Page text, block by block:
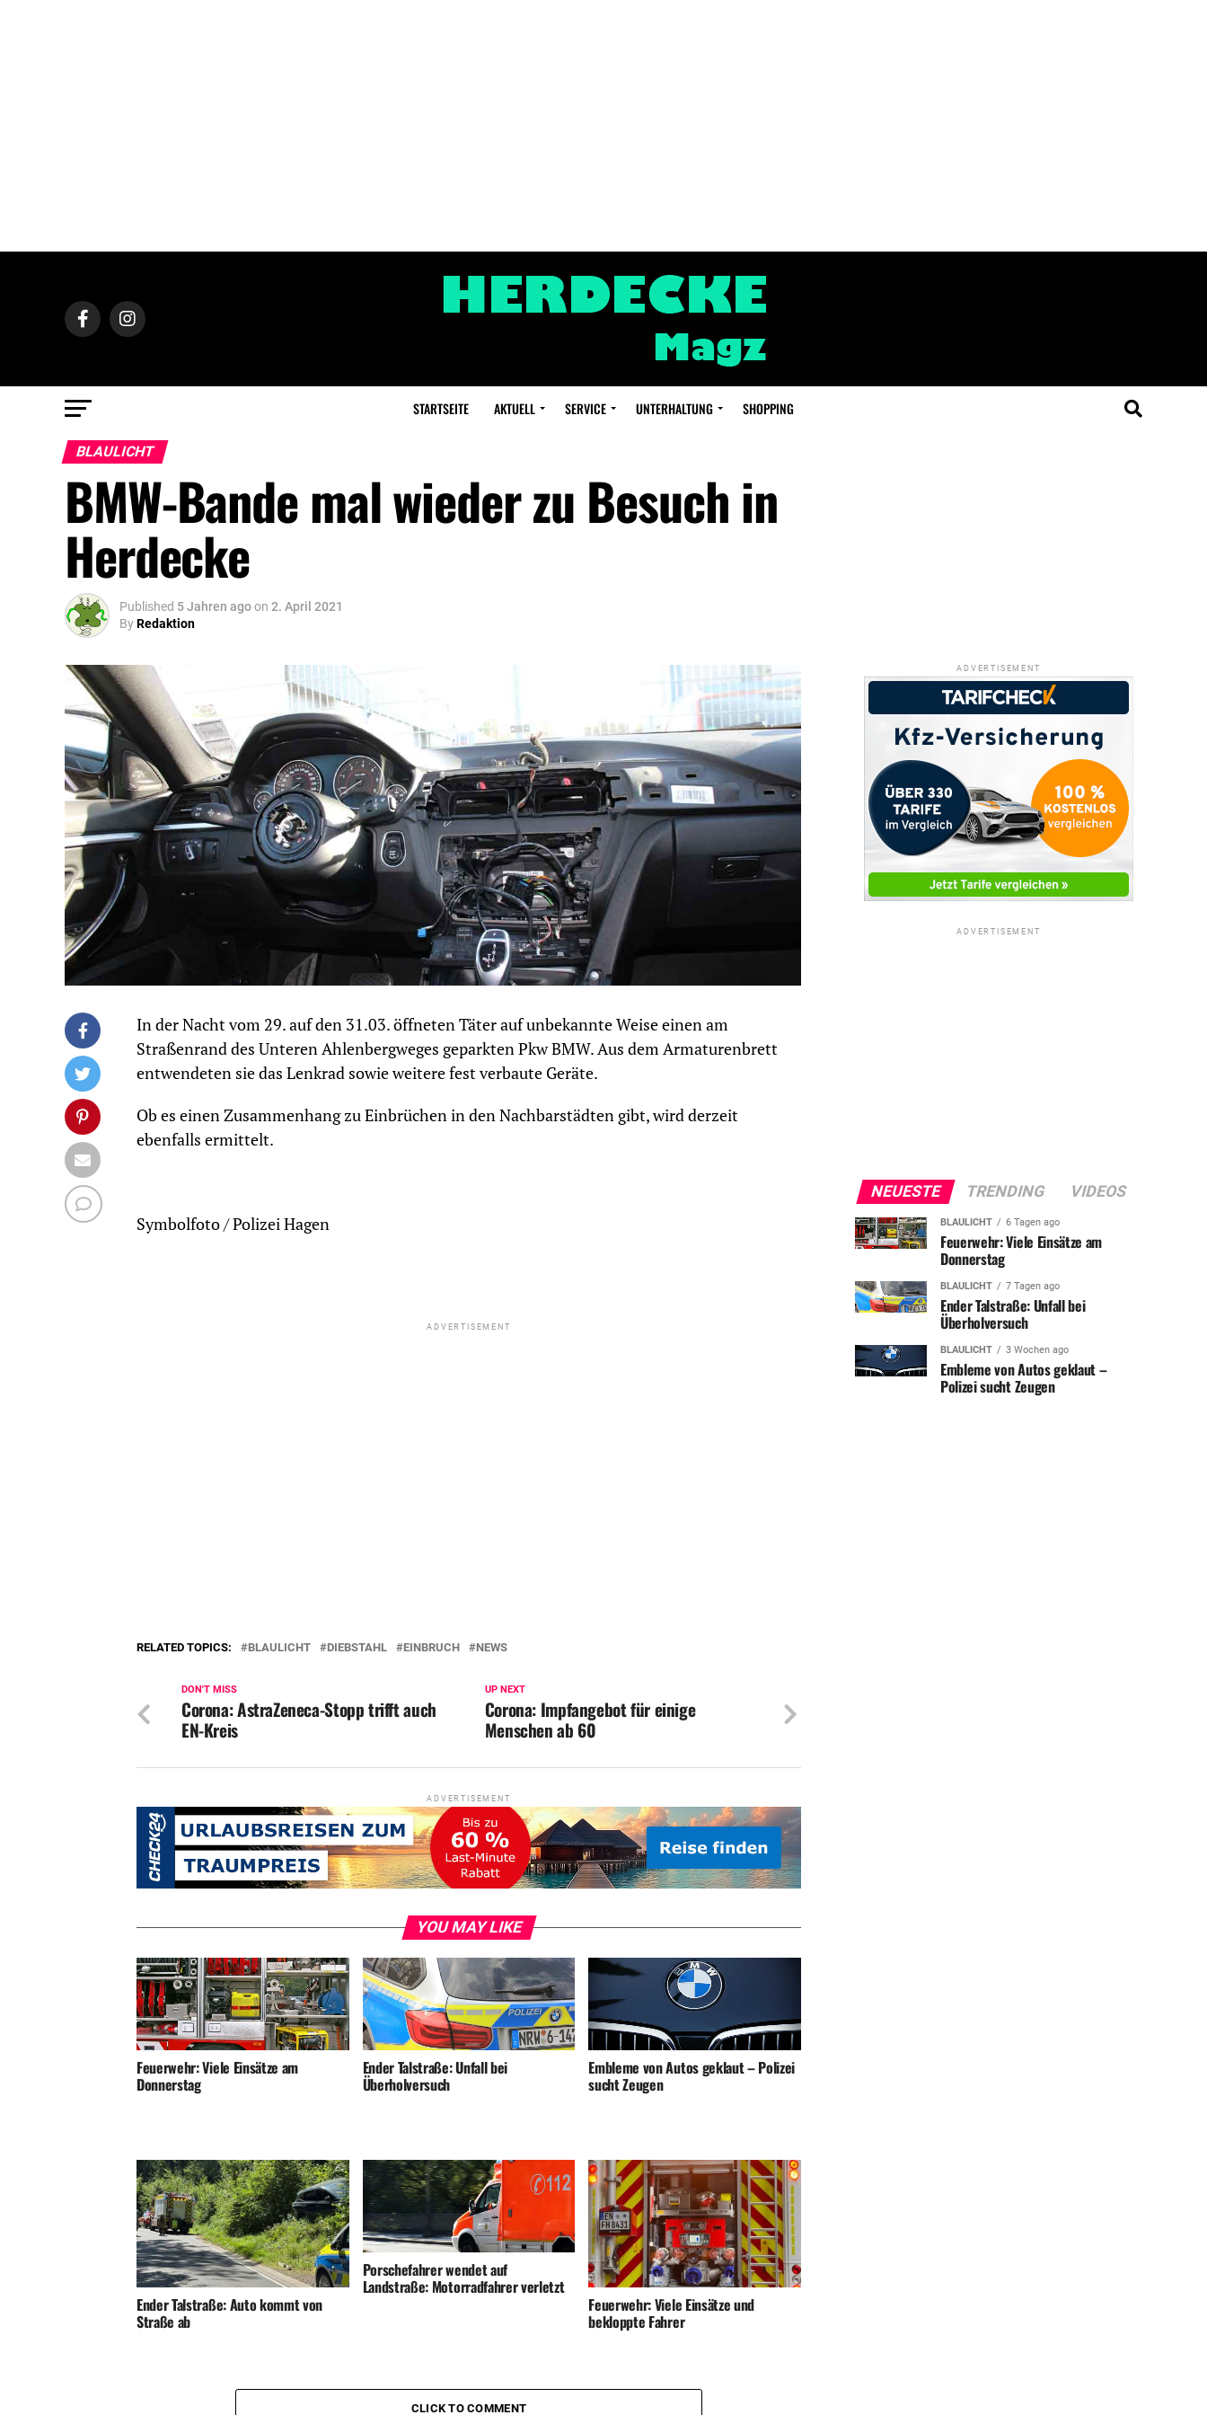
STARTSEITE AKTUELL SERVICE UNTERHALTUNG SHOPPING
BLAULICHT
BMW-Bande mal wieder zu Besuch in
Herdecke
Published 5 Jahren agoon 2. April 2021
ByRedaktion
In der Nacht vom 29. auf den 31.03. öffneten Täter auf unbekannte Weise einen am
Straßenrand des Unteren Ahlenbergweges geparkten Pkw BMW. Aus dem Armaturenbrett
entwendeten sie das Lenkrad sowie weitere fest verbaute Geräte.
Ob es einen Zusammenhang zu Einbrüchen in den Nachbarstädten gibt, wird derzeit
ebenfalls ermittelt.
Symbolfoto / Polizei Hagen
ADVERTISEMENT
RELATED TOPICS: BLAULICHT DIEBSTAHL EINBRUCH NEWS
UP NEXT
Corona: Impfangebot für einige
Menschen ab 60
DON'T MISS
Corona: AstraZeneca-Stopp trifft auch
EN-Kreis
ADVERTISEMENT
YOU MAY LIKE
Feuerwehr: Viele Einsätze am
Donnerstag
Ender Talstraße: Unfall bei
Überholversuch
Embleme von Autos geklaut – Polizei
sucht Zeugen
Ender Talstraße: Auto kommt von
Straße ab
Porschefahrer wendet auf
Landstraße: Motorradfahrer verletzt
Feuerwehr: Viele Einsätze und
bekloppte Fahrer
CLICK TO COMMENT
ADVERTISEMENT
ADVERTISEMENT
NEUESTE TRENDING VIDEOS
BLAULICHT 6 Tagen ago
Feuerwehr: Viele Einsätze am
Donnerstag
BLAULICHT 7 Tagen ago
Ender Talstraße: Unfall bei
Überholversuch
BLAULICHT 3 Wochen ago
Embleme von Autos geklaut –
Polizei sucht Zeugen